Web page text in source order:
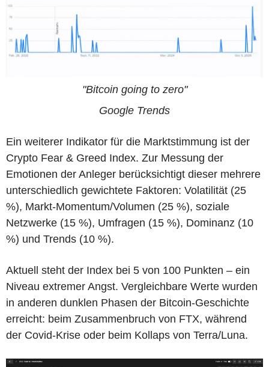
"Bitcoin going to zero"
Google Trends
Ein weiterer Indikator für die Marktstimmung ist der
Crypto Fear & Greed Index. Zur Messung der
Emotionen der Anleger berücksichtigt dieser mehrere
unterschiedlich gewichtete Faktoren: Volatilität (25
%), Markt-Momentum/Volumen (25 %), soziale
Netzwerke (15 %), Umfragen (15 %), Dominanz (10
%) und Trends (10 %).
Aktuell steht der Index bei 5 von 100 Punkten – ein
Niveau extremer Angst. Vergleichbare Werte wurden
in anderen dunklen Phasen der Bitcoin-Geschichte
erreicht: beim Zusammenbruch von FTX, während
der Covid-Krise oder beim Kollaps von Terra/Luna.